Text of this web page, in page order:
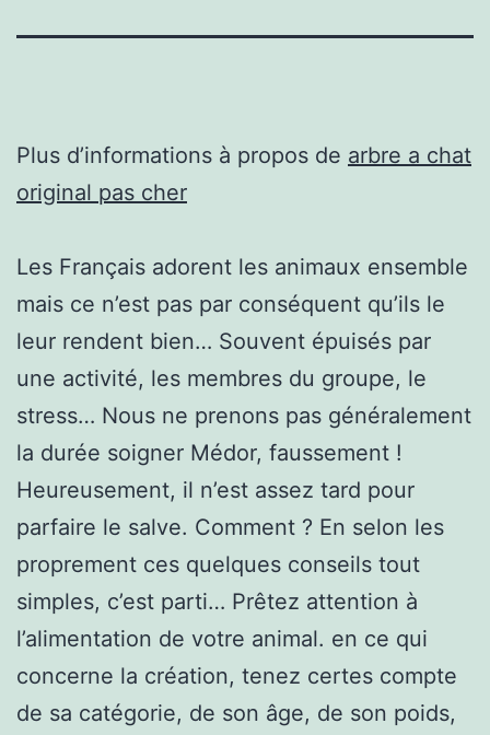
Plus d’informations à propos de arbre a chat
original pas cher
Les Français adorent les animaux ensemble
mais ce n’est pas par conséquent qu’ils le
leur rendent bien… Souvent épuisés par
une activité, les membres du groupe, le
stress… Nous ne prenons pas généralement
la durée soigner Médor, faussement !
Heureusement, il n’est assez tard pour
parfaire le salve. Comment ? En selon les
proprement ces quelques conseils tout
simples, c’est parti… Prêtez attention à
l’alimentation de votre animal. en ce qui
concerne la création, tenez certes compte
de sa catégorie, de son âge, de son poids,